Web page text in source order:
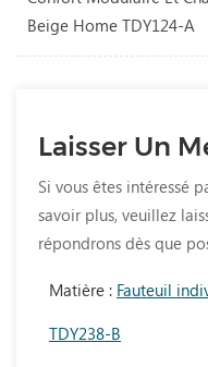
Beige Home TDY124-A
Laisser Un
Si vous êtes intéressé
savoir plus, veuillez
répondrons dès que
Matière : Fauteuil
TDY238-B